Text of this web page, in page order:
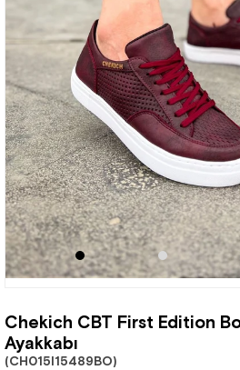
Chekich CBT First Edition
Ayakkabı
(CH015I15489BO)